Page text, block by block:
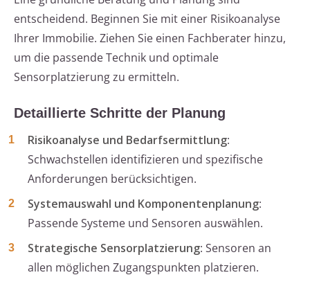
entscheidend. Beginnen Sie mit einer Risikoanalyse
Ihrer Immobilie. Ziehen Sie einen Fachberater hinzu,
um die passende Technik und optimale
Sensorplatzierung zu ermitteln.
Detaillierte Schritte der Planung
Risikoanalyse und Bedarfsermittlung:
Schwachstellen identifizieren und spezifische
Anforderungen berücksichtigen.
Systemauswahl und Komponentenplanung:
Passende Systeme und Sensoren auswählen.
Strategische Sensorplatzierung: Sensoren an
allen möglichen Zugangspunkten platzieren.